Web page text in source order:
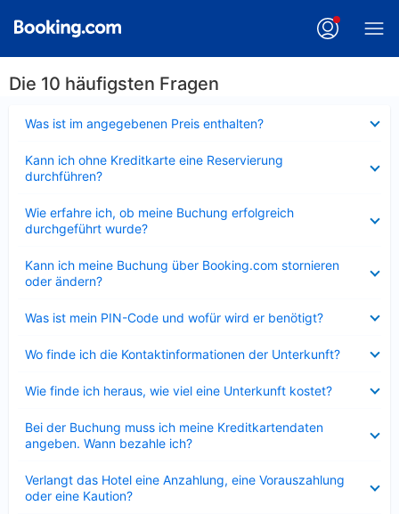
Die 10 häufigsten Fragen
Was ist im angegebenen Preis enthalten?
Kann ich ohne Kreditkarte eine Reservierung
durchführen?
Wie erfahre ich, ob meine Buchung erfolgreich
durchgeführt wurde?
Kann ich meine Buchung über Booking.com stornieren
oder ändern?
Was ist mein PIN-Code und wofür wird er benötigt?
Wo finde ich die Kontaktinformationen der Unterkunft?
Wie finde ich heraus, wie viel eine Unterkunft kostet?
Bei der Buchung muss ich meine Kreditkartendaten
angeben. Wann bezahle ich?
Verlangt das Hotel eine Anzahlung, eine Vorauszahlung
oder eine Kaution?